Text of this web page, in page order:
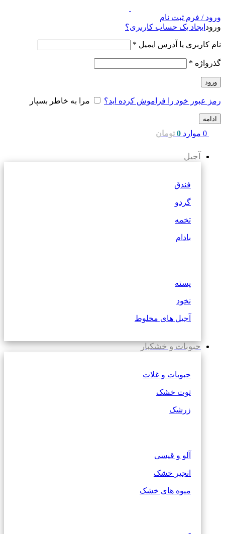
ورود / فرم ثبت نام
ورود ایجاد یک حساب کاربری؟
نام کاربری یا آدرس ایمیل *
گذرواژه *
ورود
رمز عبور خود را فراموش کرده اید؟ مرا به خاطر بسپار
ادامه
0 موارد 0 تومان
آجیل
فندق
گردو
تخمه
بادام
پسته
نخود
آجیل های مخلوط
حبوبات و خشکبار
حبوبات و غلات
توت خشک
زرشک
آلو و قیسی
انجیر خشک
میوه های خشک